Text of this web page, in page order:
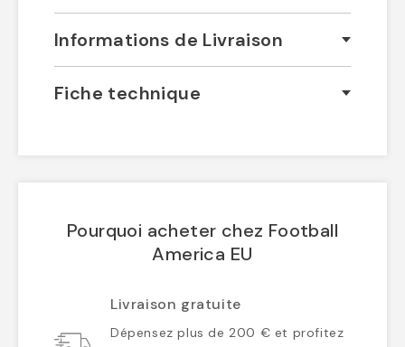
Informations de Livraison
Fiche technique
Pourquoi acheter chez Football
America EU
Livraison gratuite
Dépensez plus de 200 € et profitez